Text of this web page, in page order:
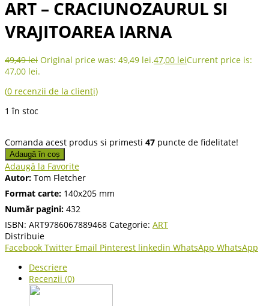
ART – CRACIUNOZAURUL SI
VRAJITOAREA IARNA
49,49lei Original price was: 49,49 lei.47,00 leiCurrent price is:
47,00 lei.
(0 recenzii de la clienți)
1 în stoc
Comanda acest produs si primesti 47 puncte de fidelitate!
Adaugă în coș
Adaugă la Favorite
Autor: Tom Fletcher
Format carte: 140x205 mm
Număr pagini: 432
ISBN: ART9786067889468 Categorie: ART
Distribuie
Facebook Twitter Email Pinterest linkedin WhatsApp WhatsApp
Descriere
Recenzii (0)